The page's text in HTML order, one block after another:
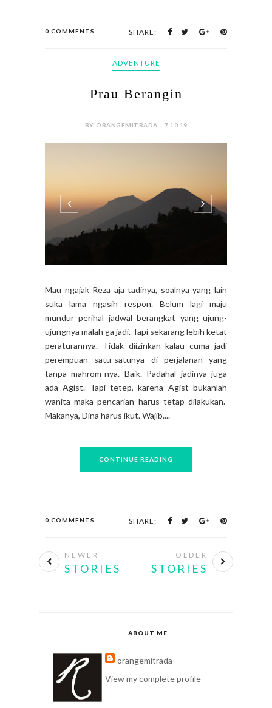
0 COMMENTS SHARE:
ADVENTURE
Prau Berangin
BY ORANGEMITRADA - 7.10.19
Mau ngajak Reza aja tadinya, soalnya yang lain
suka lama ngasih respon. Belum lagi maju
mundur perihal jadwal berangkat yang ujung-
ujungnya malah ga jadi. Tapi sekarang lebih ketat
peraturannya. Tidak diizinkan kalau cuma jadi
perempuan satu-satunya di perjalanan yang
tanpa mahrom-nya. Baik. Padahal jadinya juga
ada Agist. Tapi tetep, karena Agist bukanlah
wanita maka pencarian harus tetap dilakukan.
Makanya, Dina harus ikut. Wajib....
CONTINUE READING
0 COMMENTS SHARE:
NEWER
STORIES
OLDER
STORIES
ABOUT ME
orangemitrada
View my complete profile